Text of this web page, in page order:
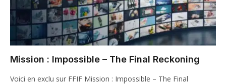
Mission : Impossible – The Final Reckoning
Voici en exclu sur FFIF Mission : Impossible – The Final